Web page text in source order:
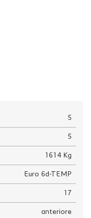
5
5
1614 Kg
Euro 6d-TEMP
17
anteriore